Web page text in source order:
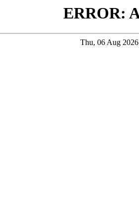
ERROR:
Thu, 06 Aug